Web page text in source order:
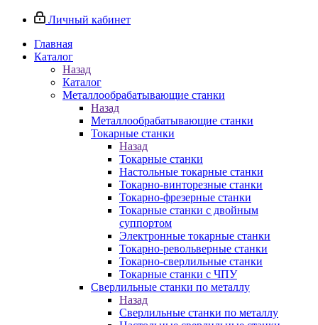
Личный кабинет
Главная
Каталог
Назад
Каталог
Металлообрабатывающие станки
Назад
Металлообрабатывающие станки
Токарные станки
Назад
Токарные станки
Настольные токарные станки
Токарно-винторезные станки
Токарно-фрезерные станки
Токарные станки с двойным
суппортом
Электронные токарные станки
Токарно-револьверные станки
Токарно-сверлильные станки
Токарные станки с ЧПУ
Сверлильные станки по металлу
Назад
Сверлильные станки по металлу